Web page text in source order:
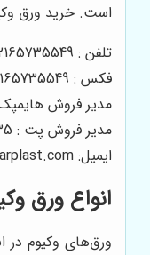
است. خرید ورق
تلفن : 02165735549
فکس : 02165735549
مدیر فروش هایمپک :
مدیر فروش پت : 09123863835
ایمیل: info@honarplast.com
انواع ورق
ورق‌های وکیوم در